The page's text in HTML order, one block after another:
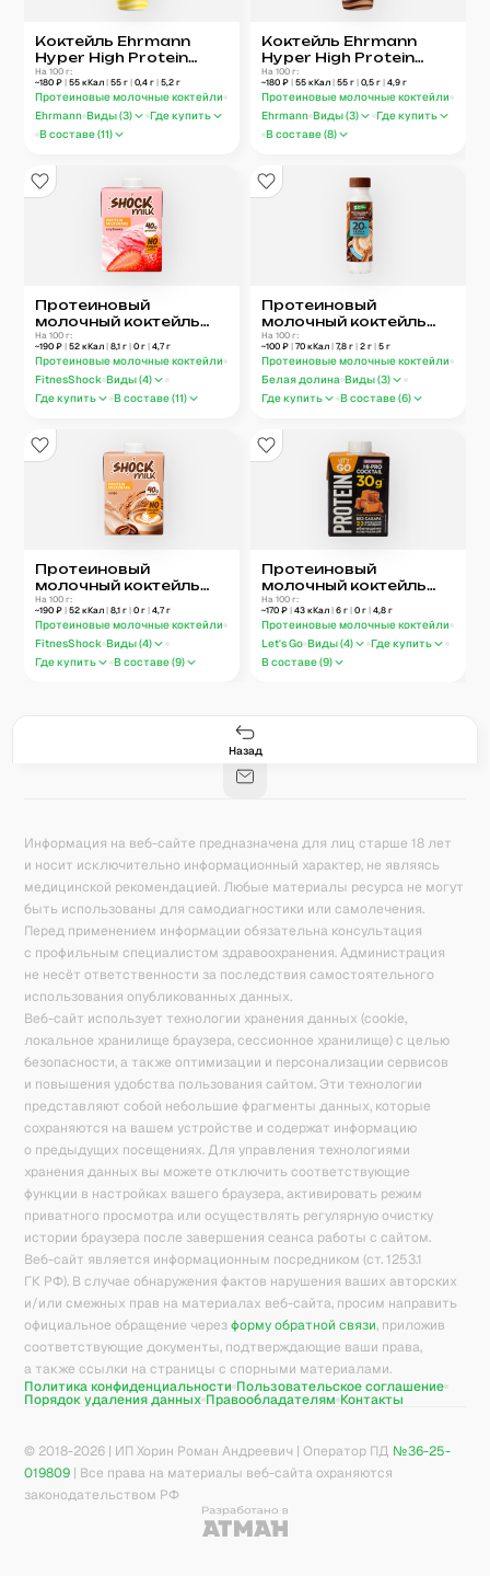
Коктейль Ehrmann
Hyper High Protein
Банан
На 100 г:
~180 ₽| 55 кКал| 55 г| 0,4 г| 5,2 г
Протеиновые молочные коктейли
Ehrmann Виды (3)
Где купить
В составе (11)
Коктейль Ehrmann
Hyper High Protein
Шоколад
На 100 г:
~180 ₽ | 55 кКал | 55 г | 0,5 г | 4,9 г
Протеиновые молочные коктейли
Ehrmann Виды (3)
Где купить
В составе (8)
Протеиновый
молочный коктейль
Shock Milk
FitnessSHOCK
Клубника
На 100 г:
~190 ₽| 52 кКал| 8,1 г| 0 г| 4,7г
Протеиновые молочные коктейли
FitnesShock Виды (4)
Где купить
В составе (11)
Протеиновый
молочный коктейль
Белая долина
Ореховый латте
На 100 г:
~100 ₽ | 70 кКал | 7,8 г | 2 г | 5 г
Протеиновые молочные коктейли
Белая долина Виды (3)
Где купить
В составе (6)
Протеиновый
молочный коктейль
Shock Milk
FitnessSHOCK Кофе
На 100 г:
~190 ₽| 52 кКал| 8,1 г| 0 г| 4,7г
Протеиновые молочные коктейли
FitnesShock Виды (4)
Где купить
В составе (9)
Протеиновый
молочный коктейль
безлактозный Let's Go
Карамель
На 100 г:
~170 ₽ | 43 кКал | 6 г | 0 г | 4,8 г
Протеиновые молочные коктейли
Let's Go Виды (4)
Где купить
В составе (9)
Назад
171
Калькулятор калорий
Информация на веб-сайте предназначена для лиц старше 18 лет
и носит исключительно информационный характер, не являясь
медицинской рекомендацией. Любые материалы ресурса не могут
быть использованы для самодиагностики или самолечения.
Перед применением информации обязательна консультация
с профильным специалистом здравоохранения. Администрация
не несёт ответственности за последствия самостоятельного
использования опубликованных данных.
Веб-сайт использует технологии хранения данных (cookie,
локальное хранилище браузера, сессионное хранилище) с целью
безопасности, а также оптимизации и персонализации сервисов
и повышения удобства пользования сайтом. Эти технологии
представляют собой небольшие фрагменты данных, которые
сохраняются на вашем устройстве и содержат информацию
о предыдущих посещениях. Для управления технологиями
хранения данных вы можете отключить соответствующие
функции в настройках вашего браузера, активировать режим
приватного просмотра или осуществлять регулярную очистку
истории браузера после завершения сеанса работы с сайтом.
Веб-сайт является информационным посредником (ст. 1253.1
ГК РФ). В случае обнаружения фактов нарушения ваших авторских
и/или смежных прав на материалах веб-сайта, просим направить
официальное обращение через форму обратной связи, приложив
соответствующие документы, подтверждающие ваши права,
а также ссылки на страницы с спорными материалами.
Политика конфиденциальности Пользовательское соглашение
Порядок удаления данных Правообладателям Контакты
© 2018-2026 | ИП Хорин Роман Андреевич | Оператор ПД №36-25-
019809 | Все права на материалы веб-сайта охраняются
законодательством РФ